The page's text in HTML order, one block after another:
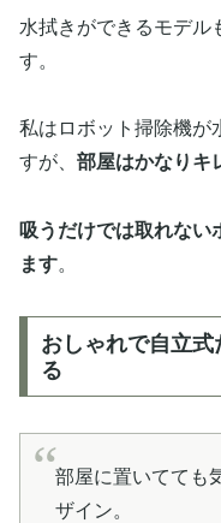
水拭きができるモデル
す。
私はロボット掃除機が
すが、 部屋はかなりキ
吸うだけでは取れない
ます。
おしゃれで自立
る
部屋に置いてても
ザイン。